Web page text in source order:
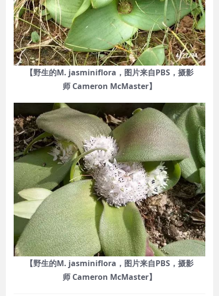
【野生的M. jasminiflora，图片来自PBS，摄影
师 Cameron McMaster】
【野生的M. jasminiflora，图片来自PBS，摄影
师 Cameron McMaster】